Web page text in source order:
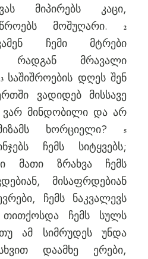
მიპირებს კაცი,
მოშუღარი.2
ჩემი მტრები
რადგან მრავალი
3 საშიშროების დღეს შენ
ვადიდებ მისსავე
ვარ მინდობილი და არ
ხორციელი?5
ჩემს სიტყვებს;
მათი ზრახვა ჩემს
მისაფრდებიან
ჩემს ნაკვალევს
ჩემს სულს
ამ სიმრუდეს უნდა
დაამხე ერები,